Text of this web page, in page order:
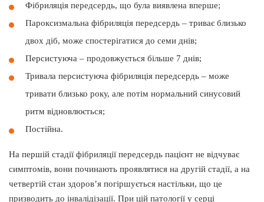
Фібриляція передсердь, що була виявлена вперше;
Пароксизмальна фібриляція передсердь – триває близько
двох діб, може спостерігатися до семи днів;
Персистуюча – продовжується більше 7 днів;
Тривала персистуюча фібриляція передсердь – може
тривати близько року, але потім нормальний синусовий
ритм відновлюється;
Постійна.
На першій стадії фібриляції передсердь пацієнт не відчуває
симптомів, вони починають проявлятися на другій стадії, а на
четвертій стан здоров’я погіршується настільки, що це
призводить до інвалідізації. При цій патології у серці